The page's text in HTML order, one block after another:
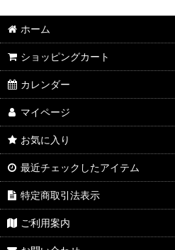
ホーム
ショッピングカート
カレンダー
マイページ
お気に入り
最近チェックしたアイテム
特定商取引法表示
ご利用案内